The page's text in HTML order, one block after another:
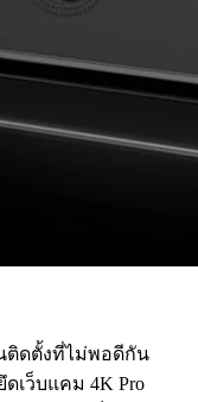
ติดตั้งที่ไม่พอดีกัน
เว็บแคม 4K Pro